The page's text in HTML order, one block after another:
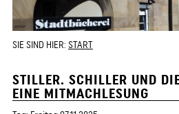
SIE SIND HIER: START
STILLER. SCHILLER UND
EINE MITMACHLESUNG